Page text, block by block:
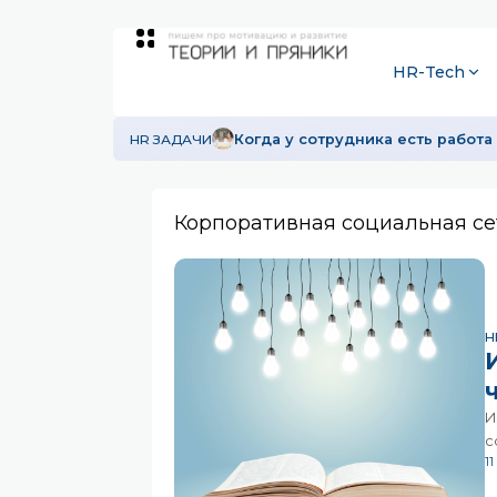
HR-Tech
HR ЗАДАЧИ Когда у сотрудника есть
Корпоративная социальная